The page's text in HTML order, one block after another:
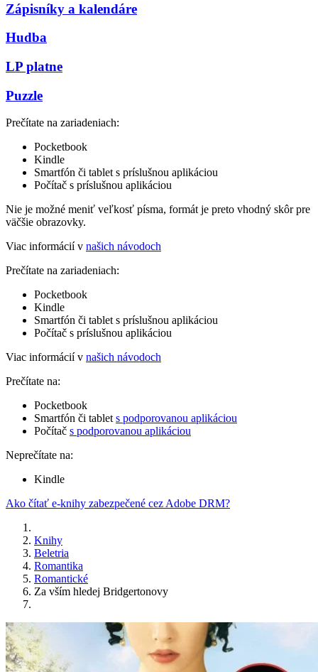
Zápisníky a kalendáre
Hudba
LP platne
Puzzle
Prečítate na zariadeniach:
Pocketbook
Kindle
Smartfón či tablet s príslušnou aplikáciou
Počítač s príslušnou aplikáciou
Nie je možné meniť veľkosť písma, formát je preto vhodný skôr pre
väčšie obrazovky.
Viac informácií v našich návodoch
Prečítate na zariadeniach:
Pocketbook
Kindle
Smartfón či tablet s príslušnou aplikáciou
Počítač s príslušnou aplikáciou
Viac informácií v našich návodoch
Prečítate na:
Pocketbook
Smartfón či tablet s podporovanou aplikáciou
Počítač s podporovanou aplikáciou
Neprečítate na:
Kindle
Ako čítať e-knihy zabezpečené cez Adobe DRM?
Knihy
Beletria
Romantika
Romantické
Za vším hledej Bridgertonovy